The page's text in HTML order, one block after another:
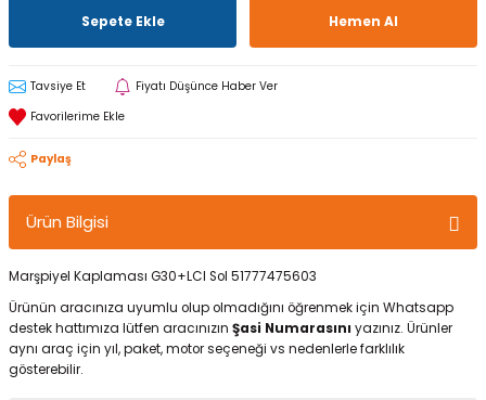
Sepete Ekle Hemen Al
Tavsiye Et Fiyatı Düşünce Haber Ver
Paylaş
Ürün Bilgisi
Marşpiyel Kaplaması G30+LCI Sol 51777475603
Ürünün aracınıza uyumlu olup olmadığını öğrenmek için Whatsapp
destek hattımıza lütfen aracınızın Şasi Numarasını yazınız. Ürünler
aynı araç için yıl, paket, motor seçeneği vs nedenlerle farklılık
gösterebilir.